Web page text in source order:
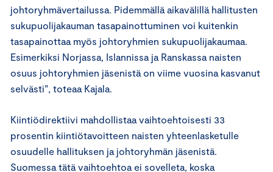
johtoryhmävertailussa. Pidemmällä aikavälillä hallitusten
sukupuolijakauman tasapainottuminen voi kuitenkin
tasapainottaa myös johtoryhmien sukupuolijakaumaa.
Esimerkiksi Norjassa, Islannissa ja Ranskassa naisten
osuus johtoryhmien jäsenistä on viime vuosina kasvanut
selvästi”, toteaa Kajala.
Kiintiödirektiivi mahdollistaa vaihtoehtoisesti 33
prosentin kiintiötavoitteen naisten yhteenlasketulle
osuudelle hallituksen ja johtoryhmän jäsenistä.
Suomessa tätä vaihtoehtoa ei sovelleta, koska